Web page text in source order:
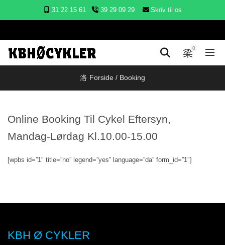
31 22 15 61 39 29 09 29 Skriv til os
0
Forside / Booking
Online Booking Til Cykel Eftersyn,
Mandag-Lørdag Kl.10.00-15.00
[wpbs id=”1″ title=”no” legend=”yes” language=”da” form_id=”1″]
KBH Ø CYKLER